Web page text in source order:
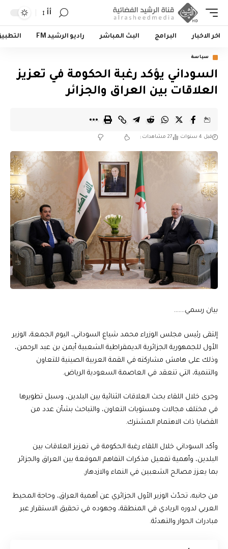
أأ
اخر الاخبار البرامج البث المباشر راديو الرشيد FM
سياسة
السوداني يؤكد رغبة الحكومة في تعزيز
العلاقات بين العراق والجزائر
قبل 4 سنوات 27 مشاهدات
بيان رسمي…….
إلتقى رئيس مجلس الوزراء محمد شياع السوداني، اليوم الجمعة، الوزير
الأول للجمهورية الجزائرية الديمقراطية الشعبية أيمن بن عبد الرحمن،
وذلك على هامش مشاركته في القمة العربية الصينية للتعاون
والتنمية، التي تنعقد في العاصمة السعودية الرياض.
وجرى خلال اللقاء بحث العلاقات الثنائية بين البلدين، وسبل تطويرها
في مختلف مجالات ومستويات التعاون، والتباحث بشأن عدد من
القضايا ذات الاهتمام المشترك.
وأكد السوداني خلال اللقاء رغبة الحكومة في تعزيز العلاقات بين
البلدين، وأهمية تفعيل مذكرات التفاهم الموقعة بين العراق والجزائر
بما يعزز مصالح الشعبين في النماء والازدهار.
من جانبه، تحدّث الوزير الأول الجزائري عن أهمية العراق، وحاجة المحيط
العربي لدوره الريادي في المنطقة، وجهوده في تحقيق الاستقرار عبر
مبادرات الحوار والتهدئة.